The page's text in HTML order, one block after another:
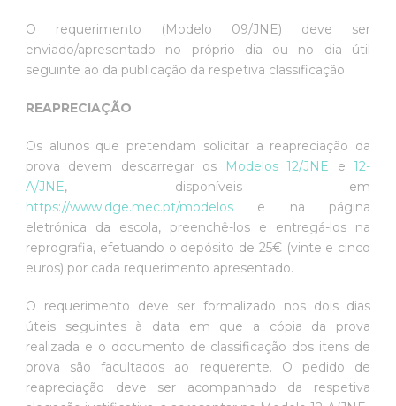
O requerimento (Modelo 09/JNE) deve ser
enviado/apresentado no próprio dia ou no dia útil
seguinte ao da publicação da respetiva classificação.
REAPRECIAÇÃO
Os alunos que pretendam solicitar a reapreciação da
prova devem descarregar os
Modelos 12/JNE e12-
A/JNE, disponíveis em
https://www.dge.mec.pt/modelos e na página
eletrónica da escola, preenchê-los e entregá-los na
reprografia, efetuando o depósito de 25€ (vinte e cinco
euros) por cada requerimento apresentado.
O requerimento deve ser formalizado nos dois dias
úteis seguintes à data em que a cópia da prova
realizada e o documento de classificação dos itens de
prova são facultados ao requerente. O pedido de
reapreciação deve ser acompanhado da respetiva